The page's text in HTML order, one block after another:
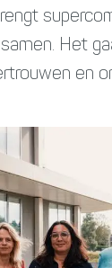
Het
en